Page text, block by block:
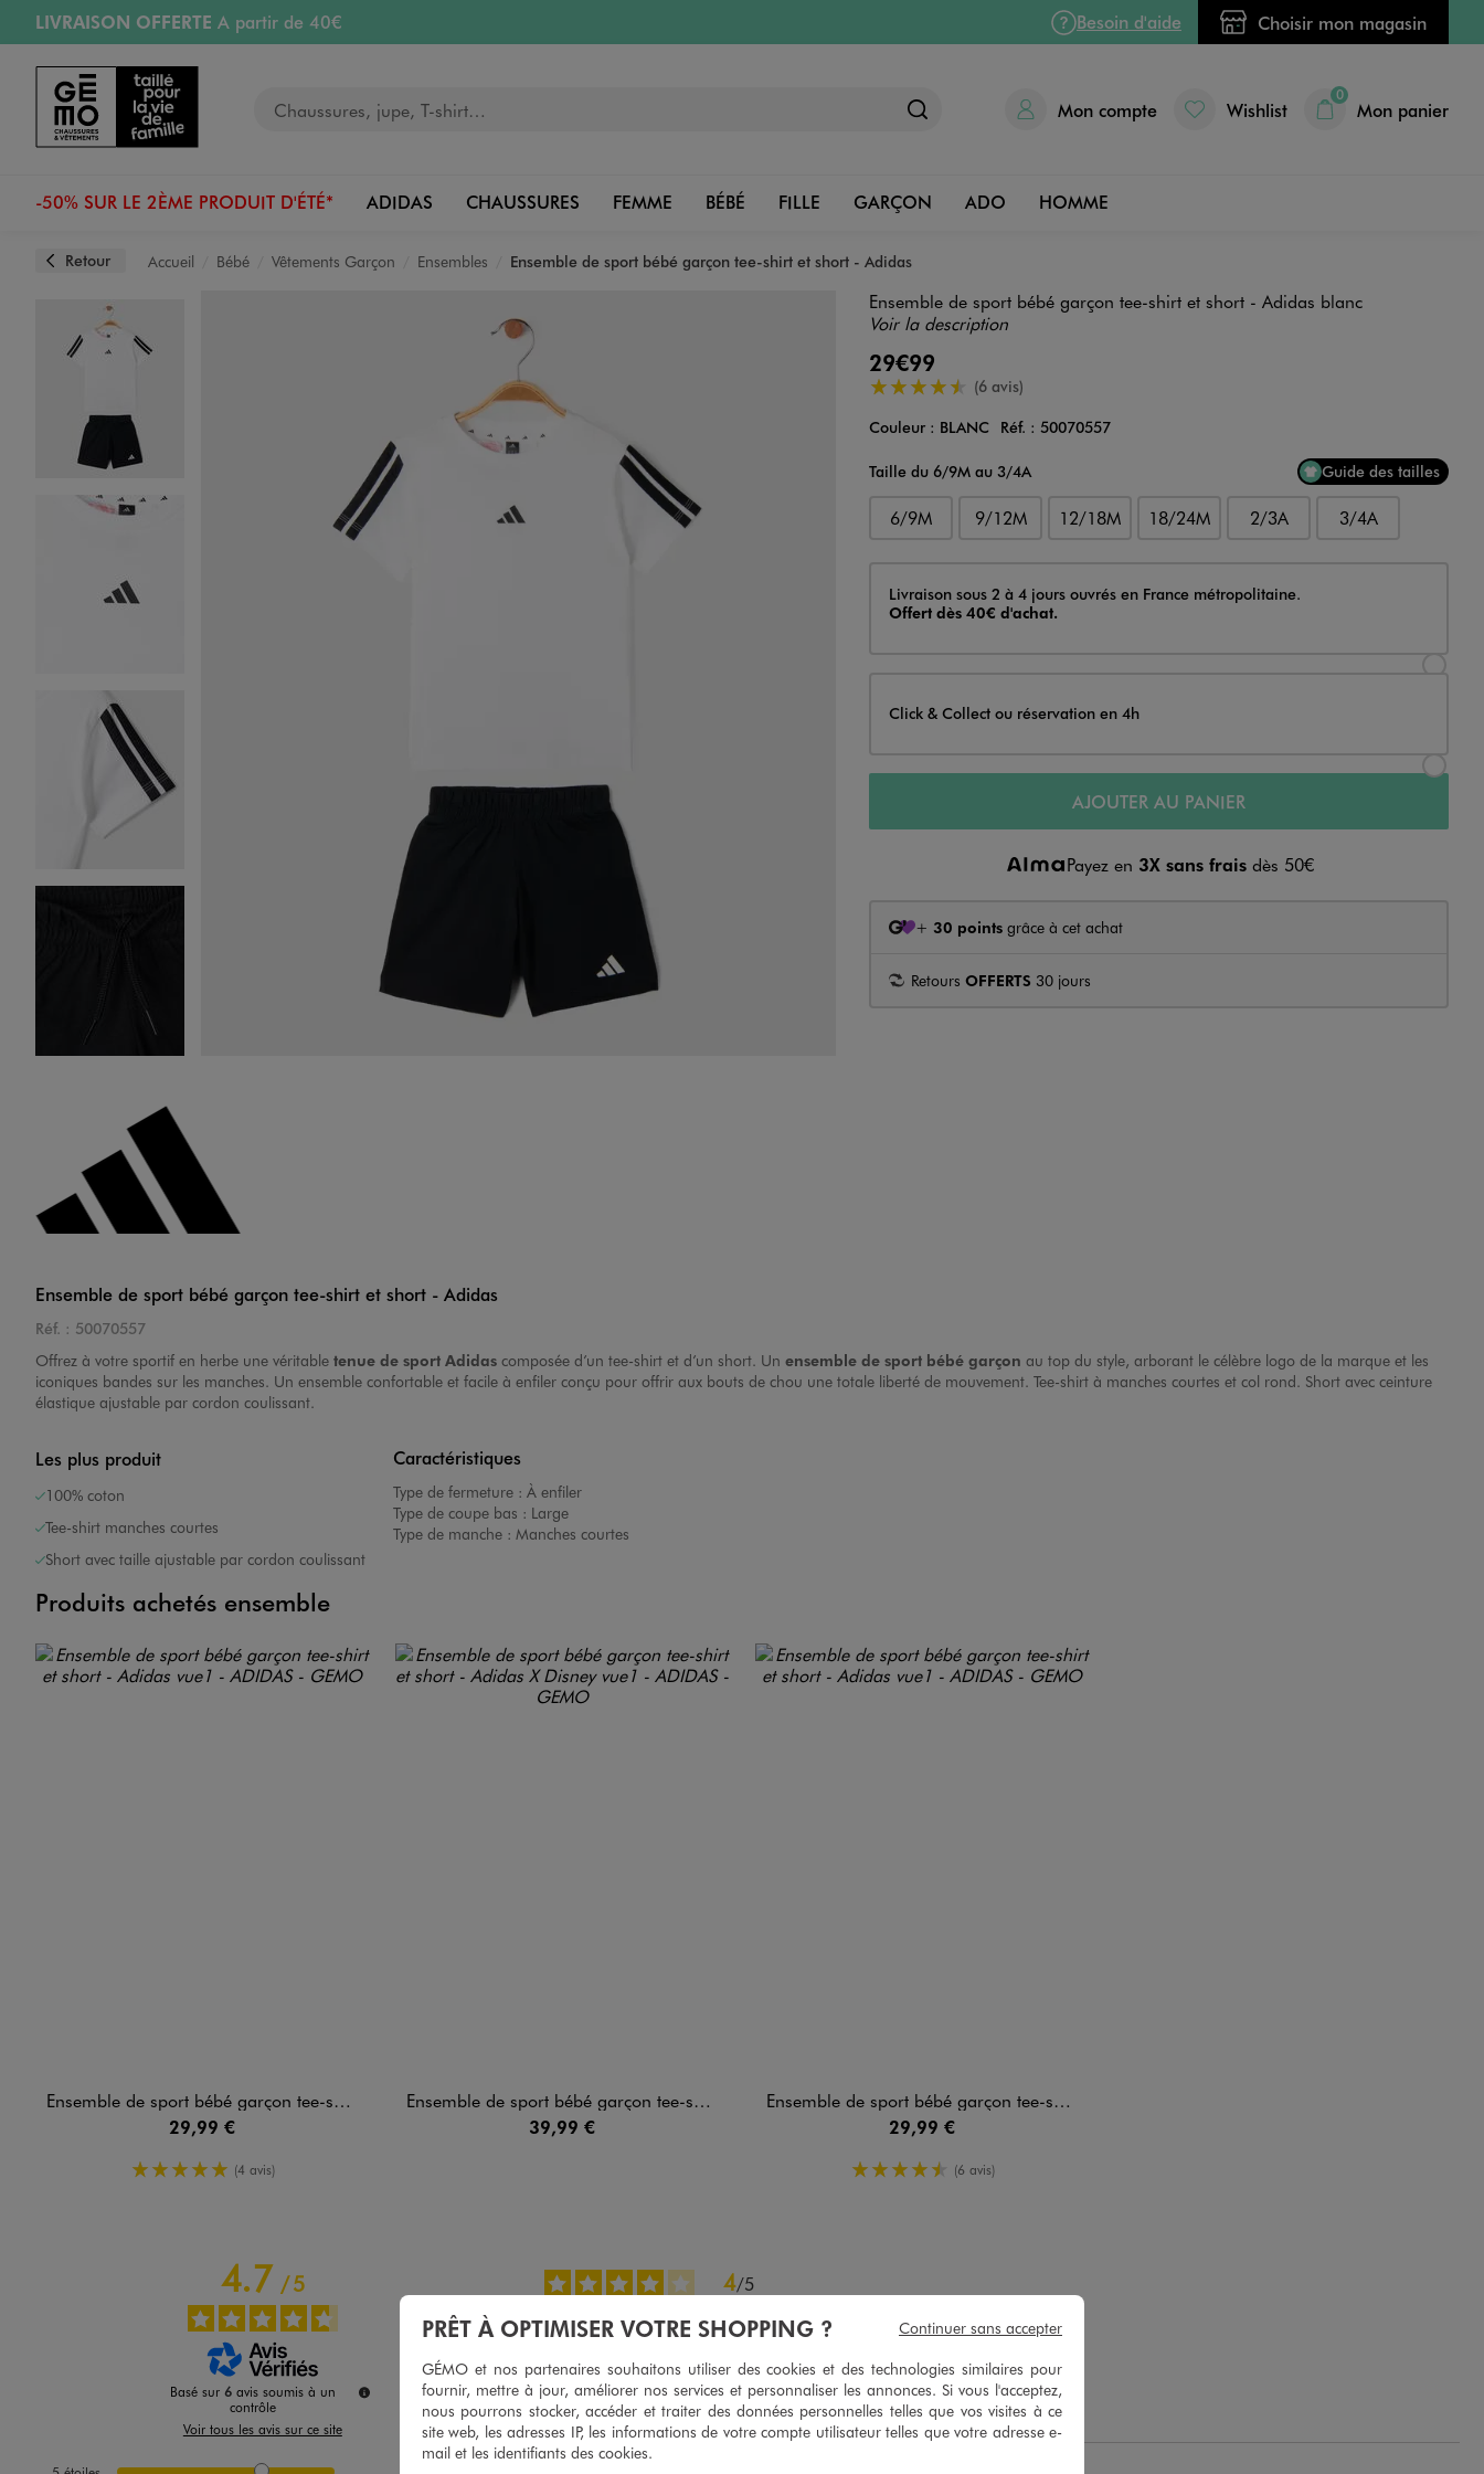
Aller au contenu principal
Aller à la navigation
LIVRAISON OFFERTE A partir de 40€
RETRAIT ET LIVRAISON OFFERTE
RÉSERVATION GRATUITE
4h en magasin
Retours OFFERTSpendant 30 jours
Besoin d'aide Choisir mon magasin
Mon compte Wishlist
0
Mon panier
-50% SUR LE 2ÈME PRODUIT D'ÉTÉ* ADIDAS CHAUSSURES FEMME BÉBÉ FILLE GARÇON ADO HOMME
Retour Accueil Bébé Vêtements Garçon Ensembles Ensemble de sport bébé garçon tee-shirt et short - Adidas
Image 6 sur 9
Image 7 sur 9
Ensemble de sport bébé garçon tee-shirt et short - Adidas blanc
Voir la description
29€99
4.5/5 de moyenne
(6 avis)
Couleur
Couleur : BLANC Réf. : 50070557
Taille du 6/9M au 3/4A
Guide des tailles
6/9M 9/12M 12/18M 18/24M 2/3A 3/4A
Livraison
Livraison sous 2 à 4 jours ouvrés en France métropolitaine.
Offert dès 40€ d'achat.
Click & Collect ou réservation en 4h
AJOUTER AU PANIER
Payez en 3X sans fraisdès 50€
+ 30 pointsgrâce à cet achat
Retours OFFERTS 30 jours
Ensemble de sport bébé garçon tee-shirt et short - Adidas
Réf. : 50070557
Offrez à votre sportif en herbe une véritable tenue de sport Adidas composée d’un tee-shirt et d’un short. Un ensemble de sport bébé garçon au top du style, arborant le célèbre logo de la marque et les
iconiques bandes sur les manches. Un ensemble confortable et facile à enfiler conçu pour offrir aux bouts de chou une totale liberté de mouvement. Tee-shirt à manches courtes et col rond. Short avec ceinture
élastique ajustable par cordon coulissant.
Les plus produit
100% coton
Tee-shirt manches courtes
Short avec taille ajustable par cordon coulissant
Caractéristiques
Type de fermeture : À enfiler
Type de coupe bas : Large
Type de manche : Manches courtes
Produits achetés ensemble
Ensemble de sport bébé garçon tee-shirt et short - Adidas
29,99 €
5/5 de moyenne
(4 avis)
Ensemble de sport bébé garçon tee-shirt et short - Adidas X Disney
39,99 €
Ensemble de sport bébé garçon tee-shirt et short - Adidas
29,99 €
4.5/5 de moyenne
(6 avis)
4.7/5
Basé sur 6 avis soumis à un
contrôle
Voir tous les avis sur ce site
4/5
Sympa
Avis du02/07/2026 , suite à une expérience du19/06/2026 parJocelyne L.
Utile (0) Signaler
PRÊT À OPTIMISER VOTRE SHOPPING ?
GÉMO et nos partenaires souhaitons utiliser des cookies et des technologies similaires pour
fournir, mettre à jour, améliorer nos services et personnaliser les annonces. Si vous l'acceptez,
nous pourrons stocker, accéder et traiter des données personnelles telles que vos visites à ce
site web, les adresses IP, les informations de votre compte utilisateur telles que votre adresse e-
mail et les identifiants des cookies.
Continuer sans accepter